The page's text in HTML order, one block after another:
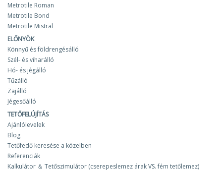
Metrotile Roman
Metrotile Bond
Metrotile Mistral
ELŐNYÖK
Könnyű és földrengésálló
Szél- és viharálló
Hó- és jégálló
Tűzálló
Zajálló
Jégesőálló
TETŐFELÚJÍTÁS
Ajánlólevelek
Blog
Tetőfedő keresése a közelben
Referenciák
Kalkulátor ＆ Tetőszimulátor (cserepeslemez árak VS. fém tetőlemez)